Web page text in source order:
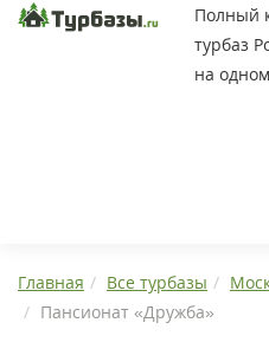
Полный
турбаз
на
Главная Все турбазы
Пансионат «Дружба»